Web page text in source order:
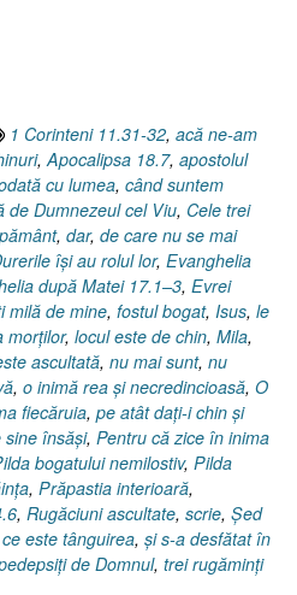
1 Corinteni 11.31-32, acă ne-am
,Apocalipsa 18.7, apostolul
cu lumea, când suntem
de Dumnezeul cel Viu, Cele trei
, dar, de care nu se mai
îşi au rolul lor, Evanghelia
după Matei 17.1–3, Evrei
milă de mine, fostul bogat, Isus, le
morţilor, locul este de chin, Mila,
ascultată, nu mai sunt, nu
, o inimă rea şi necredincioasă, O
fiecăruia, pe atât daţi-i chin şi
sine însăşi, Pentru că zice în inima
bogatului nemilostiv, Pilda
, Prăpastia interioară,
, Rugăciuni ascultate, scrie, Şed
este tânguirea, şi s-a desfătat în
de Domnul, trei rugăminţi